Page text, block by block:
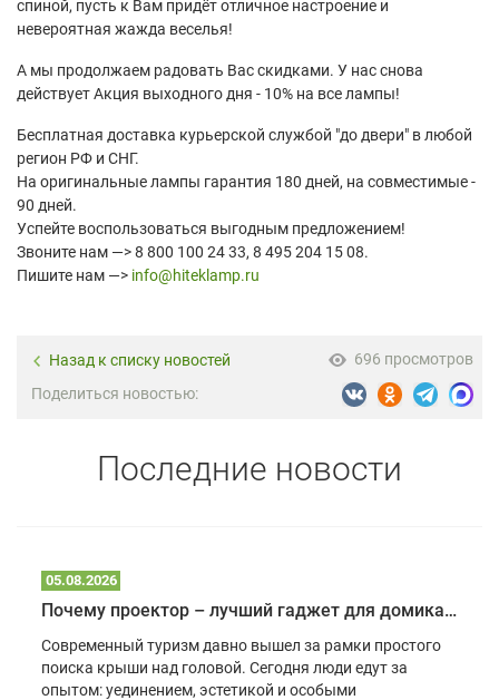
спиной, пусть к Вам придёт отличное настроение и
невероятная жажда веселья!
А мы продолжаем радовать Вас скидками. У нас снова
действует Акция выходного дня - 10% на все лампы!
Бесплатная доставка курьерской службой "до двери" в любой
регион РФ и СНГ.
На оригинальные лампы гарантия 180 дней, на совместимые -
90 дней.
Успейте воспользоваться выгодным предложением!
Звоните нам —> 8 800 100 24 33, 8 495 204 15 08.
Пишите нам —> info@hiteklamp.ru
Назад к списку новостей
696 просмотров
Поделиться новостью:
Последние новости
05.08.2026
Почему проектор – лучший гаджет для домика в глэмпинге
Современный туризм давно вышел за рамки простого
поиска крыши над головой. Сегодня люди едут за
опытом: уединением, эстетикой и особыми